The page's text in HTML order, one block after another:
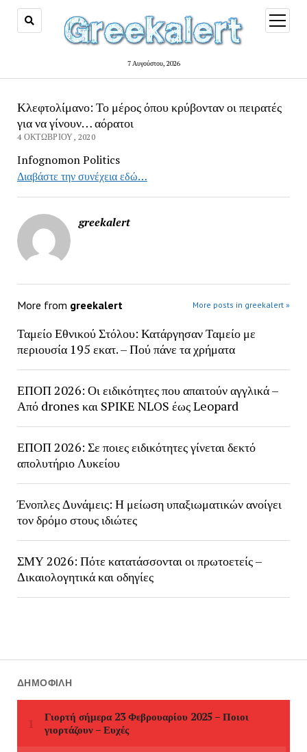
7 Αυγούστου, 2026
open
menu
Κλεφτολίμανο: Το μέρος όπου κρύβονταν οι πειρατές
για να γίνουν… αόρατοι
4 ΟΚΤΩΒΡΊΟΥ, 2020
Infognomon Politics
Διαβάστε την συνέχεια εδώ…
greekalert
More from greekalert More posts in greekalert »
Ταμείο Εθνικού Στόλου: Κατάργησαν Ταμείο με
περιουσία 195 εκατ. – Πού πάνε τα χρήματα
ΕΠΟΠ 2026: Οι ειδικότητες που απαιτούν αγγλικά –
Από drones και SPIKE NLOS έως Leopard
ΕΠΟΠ 2026: Σε ποιες ειδικότητες γίνεται δεκτό
απολυτήριο Λυκείου
Ένοπλες Δυνάμεις: Η μείωση υπαξιωματικών ανοίγει
τον δρόμο στους ιδιώτες
ΣΜΥ 2026: Πότε κατατάσσονται οι πρωτοετείς –
Δικαιολογητικά και οδηγίες
ΔΗΜΟΦΙΛΉ